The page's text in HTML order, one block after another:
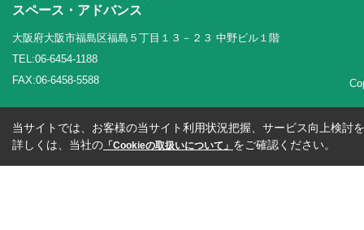
スペース・アドバンス
大阪府大阪市福島区福島５丁目１３－２３ 中野ビル１階
TEL:06-6454-1188
FAX:06-6458-5588
当サイトでは、お客様の当サイト利用状況把握、サービス向上検討
詳しくは、当社の 「Cookieの取扱いについて」 をご確認ください。